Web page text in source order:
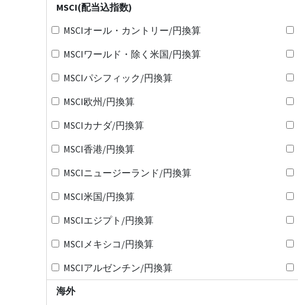
MSCI(配当込指数)
MSCIオール・カントリー/円換算
MSCIワールド・除く米国/円換算
MSCIパシフィック/円換算
MSCI欧州/円換算
MSCIカナダ/円換算
MSCI香港/円換算
MSCIニュージーランド/円換算
MSCI米国/円換算
MSCIエジプト/円換算
MSCIメキシコ/円換算
MSCIアルゼンチン/円換算
海外